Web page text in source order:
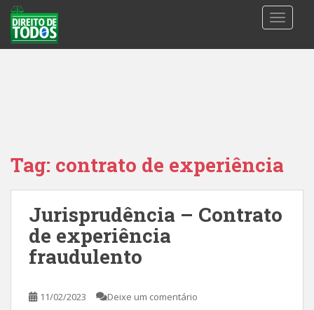
Tag: contrato de experiência
Jurisprudência – Contrato
de experiência
fraudulento
11/02/2023 Deixe um comentário